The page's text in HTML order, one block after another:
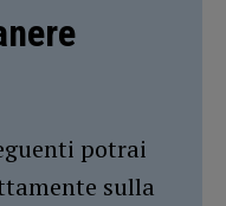
potrai
sulla